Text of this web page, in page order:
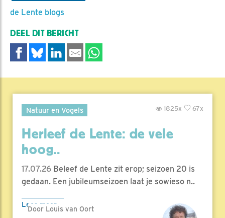
de Lente blogs
DEEL DIT BERICHT
Natuur en Vogels 67x
1825x
Herleef de Lente: de vele
hoog..
17.07.26 Beleef de Lente zit erop; seizoen 20 is
gedaan. Een jubileumseizoen laat je sowieso n..
Lees meer
Door Louis van Oort